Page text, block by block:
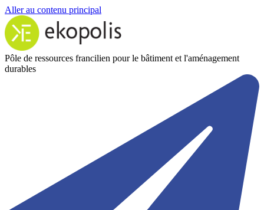
Aller au contenu principal
Pôle de ressources francilien pour le bâtiment et l'aménagement
durables